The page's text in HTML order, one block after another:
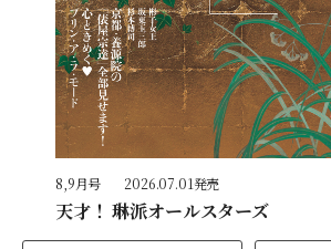
8,9月号 2026.07.01発売
天才！ 琳派オールスターズ